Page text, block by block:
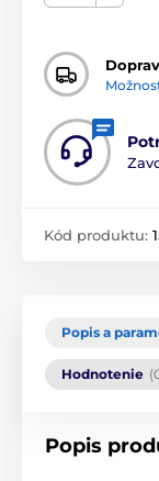
Kód produktu:
Popis a
Hodnotenie
Popis